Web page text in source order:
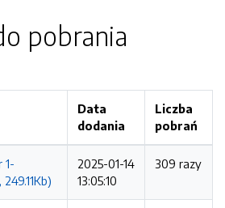
pobrania
Data
dodania
Liczba
pobrań
1-
2025-01-14
13:05:10
309 razy